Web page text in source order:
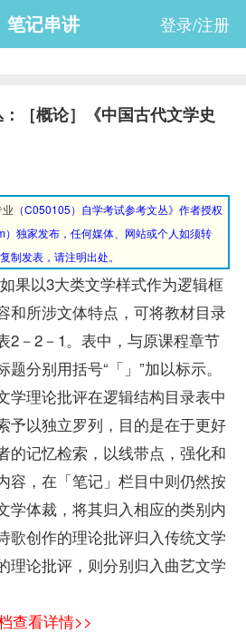
笔记串讲 登录/注册
［概论］《中国古代文学史
（C050105）自学考试参考文丛》作者授权
）独家发布，任何媒体、网站或个人如须转
制发表，请注明出处。
以3大类文学样式作为逻辑框
和所涉文体特点，可将教材目录
2－2－1。表中，与原课程章节
分别用括号“「」”加以标示。
理论批评在逻辑结构目录表中
予以独立罗列，目的是在于更好
的记忆检索，以线带点，强化和
容，在「笔记」栏目中则仍然按
学体裁，将其归入相应的类别内
歌创作的理论批评归入传统文学
理论批评，则分别归入曲艺文学
查看详情>>